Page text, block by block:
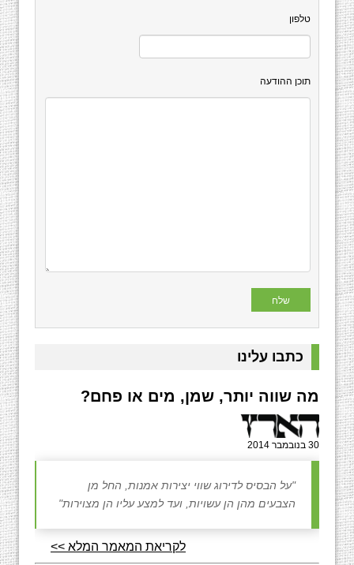
טלפון
תוכן ההודעה
כתבו עלינו
מה שווה יותר, שמן, מים או פחם?
30 בנובמבר 2014
"על הבסיס לדירוג שווי יצירות אמנות, החל מן
הצבעים מהן הן עשויות, ועד למצע עליו הן מצוירות"
לקריאת המאמר המלא >>